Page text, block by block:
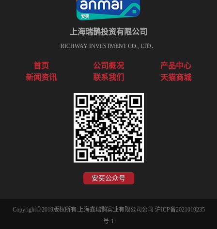
上海瑞鹊投资有限公司
RICHWAY INVESTMENT CO., LTD．
首页 公司概况
产品中心
新闻资讯
联系我们 天猫商城
安买公众号
Copyright◎2019版权所有:上海鑫瑞鹊实业有限公司公司 沪ICP备2021019235
号-1